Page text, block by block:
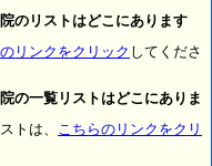
のリストはどこにあります
リンクをクリック してくださ
の一覧リストはどこにありま
トは、 こちらのリンクをクリ